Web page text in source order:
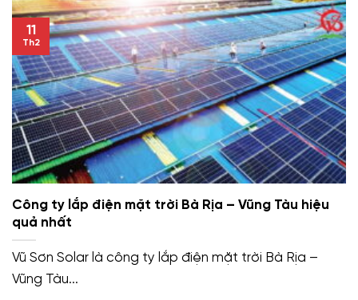
Công ty lắp điện mặt trời Bà Rịa – Vũng Tàu hiệu
quả nhất
Vũ Sơn Solar là công ty lắp điện mặt trời Bà Rịa –
Vũng Tàu...
11
Th2